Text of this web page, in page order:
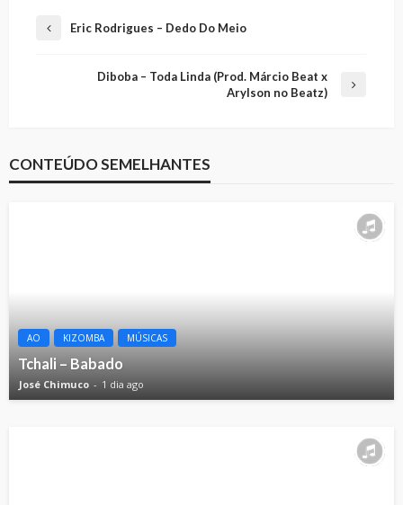
Eric Rodrigues – Dedo Do Meio
Diboba – Toda Linda (Prod. Márcio Beat x
Arylson no Beatz)
CONTEÚDO SEMELHANTES
AO KIZOMBA MÚSICAS
Tchali – Babado
José Chimuco 1 dia ago